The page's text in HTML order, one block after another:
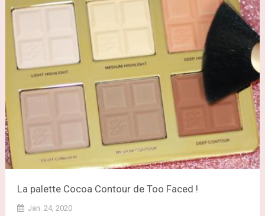
La palette Cocoa Contour de Too Faced !
Jan. 24, 2020